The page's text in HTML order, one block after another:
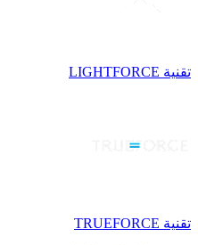
تقنية LIGHTFORCE
تقنية TRUEFORCE